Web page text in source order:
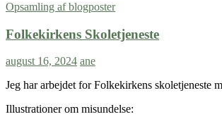
Opsamling af blogposter
Folkekirkens Skoletjeneste
august 16, 2024 ane
Jeg har arbejdet for Folkekirkens skoletjeneste
Illustrationer om misundelse: